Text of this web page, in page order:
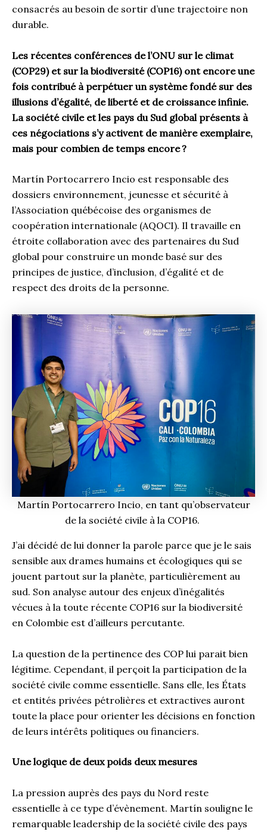
consacrés au besoin de sortir d’une trajectoire non
durable.
Les récentes conférences de l’ONU sur le climat
(COP29) et sur la biodiversité (COP16) ont encore une
fois contribué à perpétuer un système fondé sur des
illusions d’égalité, de liberté et de croissance infinie.
La société civile et les pays du Sud global présents à
ces négociations s’y activent de manière exemplaire,
mais pour combien de temps encore?
Martín Portocarrero Incio est responsable des
dossiers environnement, jeunesse et sécurité à
l’Association québécoise des organismes de
coopération internationale (AQOCI). Il travaille en
étroite collaboration avec des partenaires du Sud
global pour construire un monde basé sur des
principes de justice, d’inclusion, d’égalité et de
respect des droits de la personne.
Martín Portocarrero Incio, en tant qu’observateur
de la société civile à la COP16.
J’ai décidé de lui donner la parole parce que je le sais
sensible aux drames humains et écologiques qui se
jouent partout sur la planète, particulièrement au
sud. Son analyse autour des enjeux d’inégalités
vécues à la toute récente COP16 sur la biodiversité
en Colombie est d’ailleurs percutante.
La question de la pertinence des COP lui parait bien
légitime. Cependant, il perçoit la participation de la
société civile comme essentielle. Sans elle, les États
et entités privées pétrolières et extractives auront
toute la place pour orienter les décisions en fonction
de leurs intérêts politiques ou financiers.
Une logique de deux poids deux mesures
La pression auprès des pays du Nord reste
essentielle à ce type d’évènement. Martín souligne le
remarquable leadership de la société civile des pays